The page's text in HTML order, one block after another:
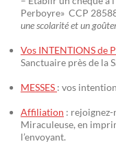
Perboyre» CCP
une scolarité et un
Vos INTENTIONS de
Sanctuaire près de la
MESSES : vos
Affiliation : rejoignez-
Miraculeuse, en
l’envoyant.